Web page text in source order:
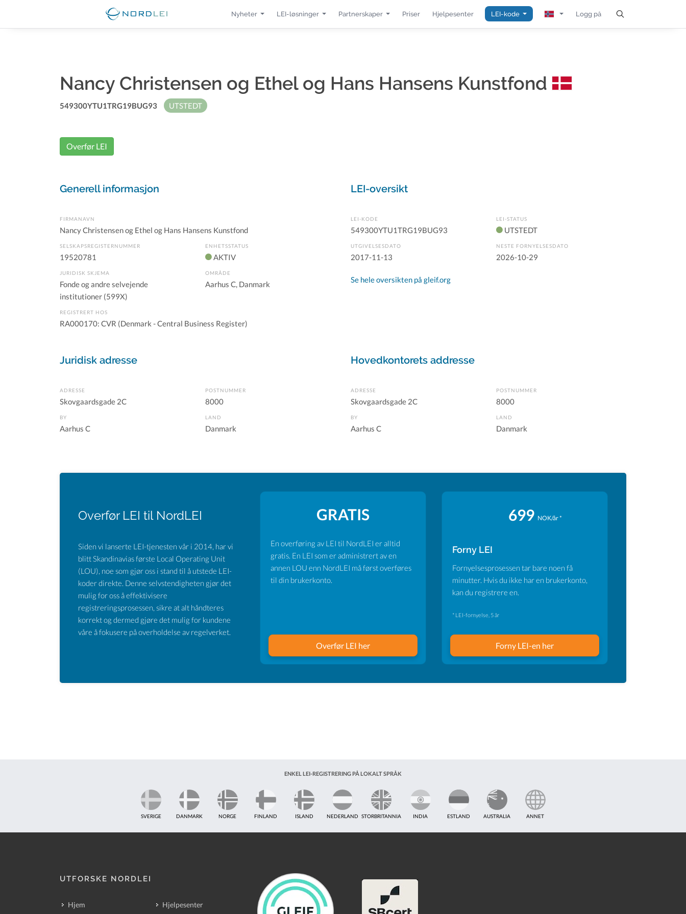
Nyheter LEI-løsninger Partnerskaper Priser Hjelpesenter LEI-kode Logg på
Nancy Christensen og Ethel og Hans Hansens Kunstfond
549300YTU1TRG19BUG93 UTSTEDT
Overfør LEI
Generell informasjon
FIRMANAVN
Nancy Christensen og Ethel og Hans Hansens Kunstfond
SELSKAPSREGISTERNUMMER
19520781
ENHETSSTATUS
AKTIV
JURIDISK SKJEMA
Fonde og andre selvejende
institutioner (599X)
OMRÅDE
Aarhus C, Danmark
REGISTRERT HOS
RA000170: CVR (Denmark - Central Business Register)
LEI-oversikt
LEI-KODE
549300YTU1TRG19BUG93
LEI-STATUS
UTSTEDT
UTGIVELSESDATO
2017-11-13
NESTE FORNYELSESDATO
2026-10-29
Se hele oversikten på gleif.org
Juridisk adresse
ADRESSE
Skovgaardsgade 2C
POSTNUMMER
8000
BY
Aarhus C
LAND
Danmark
Hovedkontorets addresse
ADRESSE
Skovgaardsgade 2C
POSTNUMMER
8000
BY
Aarhus C
LAND
Danmark
Overfør LEI til NordLEI
Siden vi lanserte LEI-tjenesten vår i 2014, har vi
blitt Skandinavias første Local Operating Unit
(LOU), noe som gjør oss i stand til å utstede LEI-
koder direkte. Denne selvstendigheten gjør det
mulig for oss å effektivisere
registreringsprosessen, sikre at alt håndteres
korrekt og dermed gjøre det mulig for kundene
våre å fokusere på overholdelse av regelverket.
GRATIS
En overføring av LEI til NordLEI er alltid
gratis. En LEI som er administrert av en
annen LOU enn NordLEI må først overføres
til din brukerkonto.
Overfør LEI her
699 NOK/år *
Forny LEI
Fornyelsesprosessen tar bare noen få
minutter. Hvis du ikke har en brukerkonto,
kan du registrere en.
* LEI-fornyelse, 5 år
Forny LEI-en her
ENKEL LEI-REGISTRERING PÅ LOKALT SPRÅK
SVERIGE DANMARK NORGE FINLAND ISLAND NEDERLAND STORBRITANNIA INDIA ESTLAND AUSTRALIA ANNET
UTFORSKE NORDLEI
Hjem Hjelpesenter